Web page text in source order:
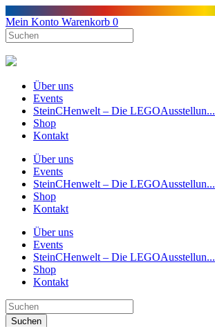
Mein Konto Warenkorb 0
Über uns
Events
SteinCHenwelt – Die LEGOAusstellun...
Shop
Kontakt
Über uns
Events
SteinCHenwelt – Die LEGOAusstellun...
Shop
Kontakt
Über uns
Events
SteinCHenwelt – Die LEGOAusstellun...
Shop
Kontakt
Suchen